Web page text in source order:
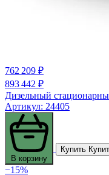
762 209 ₽
893 442 ₽
Дизельный
Артикул: 24405
В корзину
Купить
−15%